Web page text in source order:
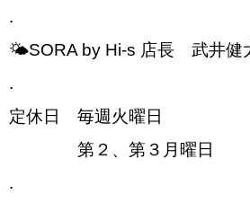
.
🌤SORA by Hi-s 店長 武井
.
定休日 毎週火曜日
第２、第３月曜日
.